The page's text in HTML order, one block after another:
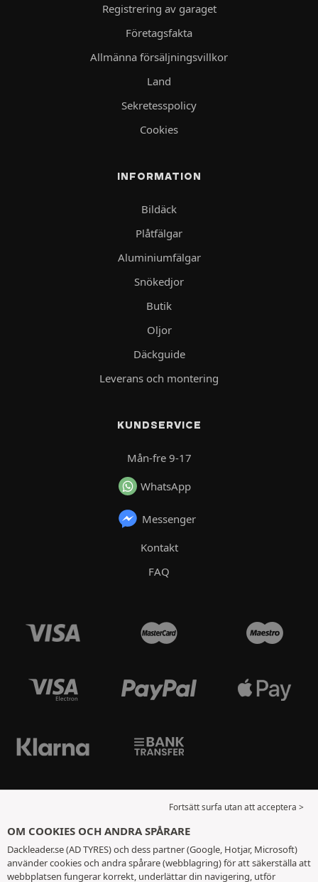
Registrering av garaget
Företagsfakta
Allmänna försäljningsvillkor
Land
Sekretesspolicy
Cookies
INFORMATION
Bildäck
Plåtfälgar
Aluminiumfälgar
Snökedjor
Butik
Oljor
Däckguide
Leverans och montering
KUNDSERVICE
Mån-fre 9-17
WhatsApp
Messenger
Kontakt
FAQ
Fortsätt surfa utan att acceptera >
OM COOKIES OCH ANDRA SPÅRARE
Dackleader.se (AD TYRES) och dess partner (Google, Hotjar, Microsoft)
använder cookies och andra spårare (webblagring) för att säkerställa att
webbplatsen fungerar korrekt, underlättar din navigering, utför